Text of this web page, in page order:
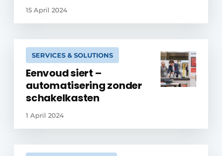
15 April 2024
SERVICES & SOLUTIONS
Eenvoud siert –
automatisering zonder
schakelkasten
1 April 2024